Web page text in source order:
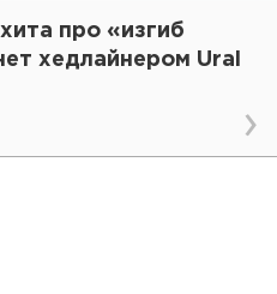
про «изгиб
хедлайнером Ural